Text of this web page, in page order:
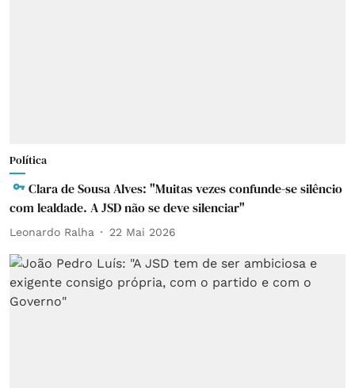
Política
Clara de Sousa Alves: "Muitas vezes confunde-se silêncio
com lealdade. A JSD não se deve silenciar"
Leonardo Ralha 22 Mai 2026